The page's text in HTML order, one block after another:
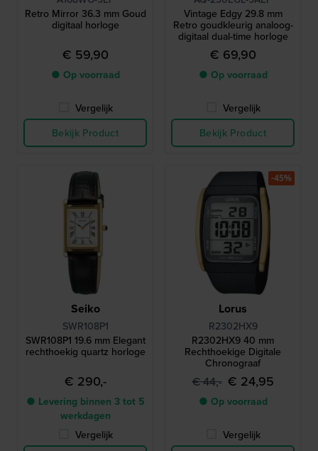
Retro Mirror 36.3 mm Goud
digitaal horloge
€ 59,90
● Op voorraad
Vergelijk
Bekijk Product
Vintage Edgy 29.8 mm
Retro goudkleurig analoog-
digitaal dual-time horloge
€ 69,90
● Op voorraad
Vergelijk
Bekijk Product
Seiko
SWR108P1
SWR108P1 19.6 mm Elegant
rechthoekig quartz horloge
€ 290,-
● Levering binnen 3 tot 5
werkdagen
Vergelijk
Lorus
R2302HX9
R2302HX9 40 mm
Rechthoekige Digitale
Chronograaf
€ 44,- € 24,95
● Op voorraad
Vergelijk
-45%